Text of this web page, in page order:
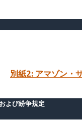
別紙2: アマゾン・
よび紛争規定